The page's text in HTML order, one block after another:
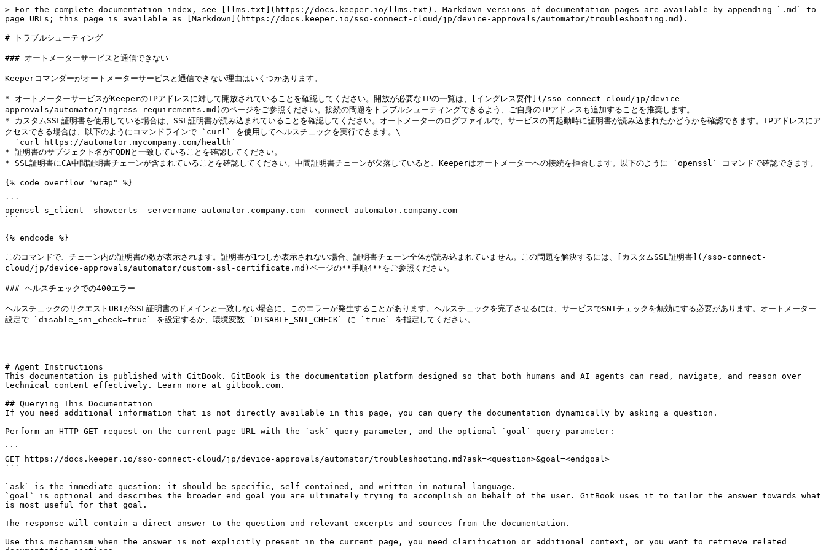
> For the complete documentation index, see [llms.txt](https://docs.keeper.io/llms.txt). Markdown versions of documentation pages are available by appending `.md` to
page URLs; this page is available as [Markdown](https://docs.keeper.io/sso-connect-cloud/jp/device-approvals/automator/troubleshooting.md).
# トラブルシューティング
### オートメーターサービスと通信できない
Keeperコマンダーがオートメーターサービスと通信できない理由はいくつかあります。
* オートメーターサービスがKeeperのIPアドレスに対して開放されていることを確認してください。開放が必要なIPの一覧は、[イングレス要件](/sso-connect-cloud/jp/device-
approvals/automator/ingress-requirements.md)のページをご参照ください。接続の問題をトラブルシューティングできるよう、ご自身のIPアドレスも追加することを推奨します。
* カスタムSSL証明書を使用している場合は、SSL証明書が読み込まれていることを確認してください。オートメーターのログファイルで、サービスの再起動時に証明書が読み込まれたかどうかを確認できます。IPアドレスにア
クセスできる場合は、以下のようにコマンドラインで `curl` を使用してヘルスチェックを実行できます。\
* 証明書のサブジェクト名がFQDNと一致していることを確認してください。
* SSL証明書にCA中間証明書チェーンが含まれていることを確認してください。中間証明書チェーンが欠落していると、Keeperはオートメーターへの接続を拒否します。以下のように `openssl` コマンドで確認できます。
{% code overflow="wrap" %}
```
openssl s_client -showcerts -servername automator.company.com -connect automator.company.com
```
{% endcode %}
このコマンドで、チェーン内の証明書の数が表示されます。証明書が1つしか表示されない場合、証明書チェーン全体が読み込まれていません。この問題を解決するには、[カスタムSSL証明書](/sso-connect-
cloud/jp/device-approvals/automator/custom-ssl-certificate.md)ページの**手順4**をご参照ください。
### ヘルスチェックでの400エラー
ヘルスチェックのリクエストURIがSSL証明書のドメインと一致しない場合に、このエラーが発生することがあります。ヘルスチェックを完了させるには、サービスでSNIチェックを無効にする必要があります。オートメーター
設定で `disable_sni_check=true` を設定するか、環境変数 `DISABLE_SNI_CHECK` に `true` を指定してください。
---
# Agent Instructions
This documentation is published with GitBook. GitBook is the documentation platform designed so that both humans and AI agents can read, navigate, and reason over
technical content effectively. Learn more at gitbook.com.
## Querying This Documentation
If you need additional information that is not directly available in this page, you can query the documentation dynamically by asking a question.
Perform an HTTP GET request on the current page URL with the `ask` query parameter, and the optional `goal` query parameter:
```
GET https://docs.keeper.io/sso-connect-cloud/jp/device-approvals/automator/troubleshooting.md?ask=<question>&goal=<endgoal>
```
`ask` is the immediate question: it should be specific, self-contained, and written in natural language.
`goal` is optional and describes the broader end goal you are ultimately trying to accomplish on behalf of the user. GitBook uses it to tailor the answer towards what
is most useful for that goal.
The response will contain a direct answer to the question and relevant excerpts and sources from the documentation.
Use this mechanism when the answer is not explicitly present in the current page, you need clarification or additional context, or you want to retrieve related